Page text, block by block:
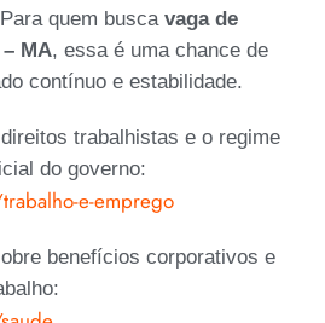
quem busca vaga de
MA, essa é uma chance de
contínuo e estabilidade.
trabalhistas e o regime
do governo:
e-emprego
benefícios corporativos e